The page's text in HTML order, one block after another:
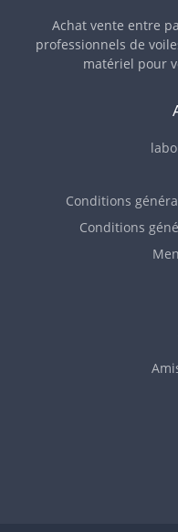
Achat vente entre
professionnels de
matériel pour
Conditions
Conditions